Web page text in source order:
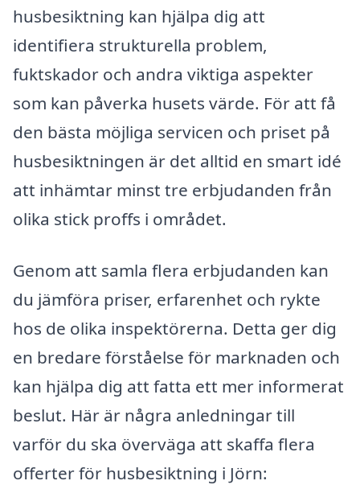
husbesiktning kan hjälpa dig att
identifiera strukturella problem,
fuktskador och andra viktiga aspekter
som kan påverka husets värde. För att få
den bästa möjliga servicen och priset på
husbesiktningen är det alltid en smart idé
att inhämtar minst tre erbjudanden från
olika stick proffs i området.
Genom att samla flera erbjudanden kan
du jämföra priser, erfarenhet och rykte
hos de olika inspektörerna. Detta ger dig
en bredare förståelse för marknaden och
kan hjälpa dig att fatta ett mer informerat
beslut. Här är några anledningar till
varför du ska överväga att skaffa flera
offerter för husbesiktning i Jörn: